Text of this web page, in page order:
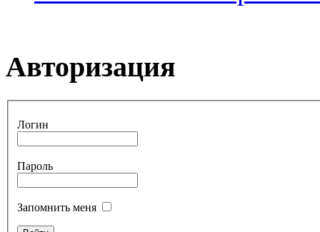
Авторизация
Логин
Пароль
Запомнить меня